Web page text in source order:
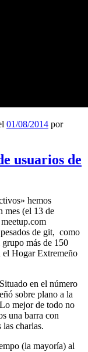
01/08/2014 por
usuarios de
hemos
mes (el 13 de
de git, como
más de 150
el Hogar Extremeño
en el número
sobre plano a la
mejor de todo no
una barra con
las charlas.
(la mayoría) al